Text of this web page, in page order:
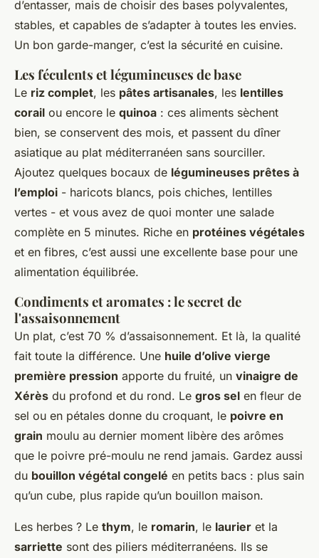
d’entasser, mais de choisir des bases polyvalentes,
stables, et capables de s’adapter à toutes les envies.
Un bon garde-manger, c’est la sécurité en cuisine.
Les féculents et légumineuses de base
Le riz complet, les pâtes artisanales, les lentilles
corail ou encore le quinoa : ces aliments sèchent
bien, se conservent des mois, et passent du dîner
asiatique au plat méditerranéen sans sourciller.
Ajoutez quelques bocaux de légumineuses prêtes à
l’emploi - haricots blancs, pois chiches, lentilles
vertes - et vous avez de quoi monter une salade
complète en 5 minutes. Riche en protéines végétales
et en fibres, c’est aussi une excellente base pour une
alimentation équilibrée.
Condiments et aromates : le secret de
l'assaisonnement
Un plat, c’est 70 % d’assaisonnement. Et là, la qualité
fait toute la différence. Une huile d’olive vierge
première pression apporte du fruité, un vinaigre de
Xérès du profond et du rond. Le gros sel en fleur de
sel ou en pétales donne du croquant, le poivre en
grain moulu au dernier moment libère des arômes
que le poivre pré-moulu ne rend jamais. Gardez aussi
du bouillon végétal congelé en petits bacs : plus sain
qu’un cube, plus rapide qu’un bouillon maison.
Les herbes ? Le thym, le romarin, le laurier et la
sarriette sont des piliers méditerranéens. Ils se